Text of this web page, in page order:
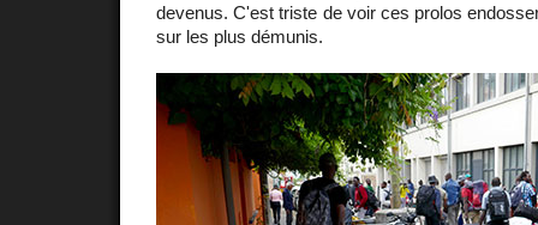
devenus. C'est triste de voir ces prolos
sur les plus démunis.